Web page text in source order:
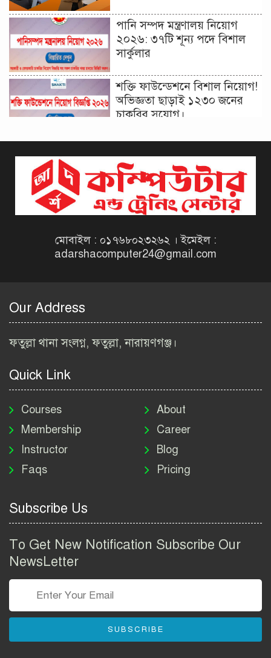
পানি সম্পদ মন্ত্রণালয় নিয়োগ
২০২৬: ৩৭টি শূন্য পদে বিশাল
সার্কুলার
শক্তি ফাউন্ডেশনে বিশাল নিয়োগ!
অভিজ্ঞতা ছাড়াই ১২৩০ জনের
চাকরির সুযোগ।
বিজ্ঞপ্তি ২০২৬ | Taxes Zone
Dinajpur Job Circular 2026
বেসরকারি সংস্থা সেতু (SETU)
Job Circular 2026
২০২৬ | BIWTA Job Circular
মাদকদ্রব্য নিয়ন্ত্রণ অধিদপ্তর
নিয়োগ বিজ্ঞপ্তি ২০২৬ | DNC
Job Circular 2026
পাসপোর্ট করতে কি কি লাগে
২০২৬ | ই-পাসপোর্ট আবেদন ও
Group Job Circular 2026
তথ্য অধিদপ্তর নিয়োগ বিজ্ঞপ্তি
বাংলাদেশ পুলিশ এএসআই
মোবাইল : ০১৭৬৮০২৩২৬২ । ইমেইল :
adarshacomputer24@gmail.com
Our Address
ফতুল্লা থানা সংলগ্ন, ফতুল্লা, নারায়ণগঞ্জ।
Quick Link
Courses
Membership
Instructor
Faqs
About
Career
Blog
Pricing
Subscribe Us
To Get New Notification Subscribe Our
NewsLetter
SUBSCRIBE